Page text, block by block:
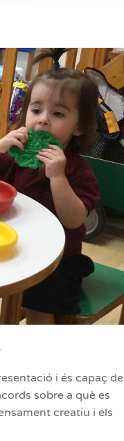
i és capaç de
sobre a què es
creatiu i els